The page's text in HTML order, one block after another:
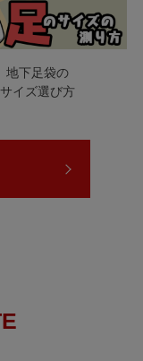
地下足袋の
サイズ選び方